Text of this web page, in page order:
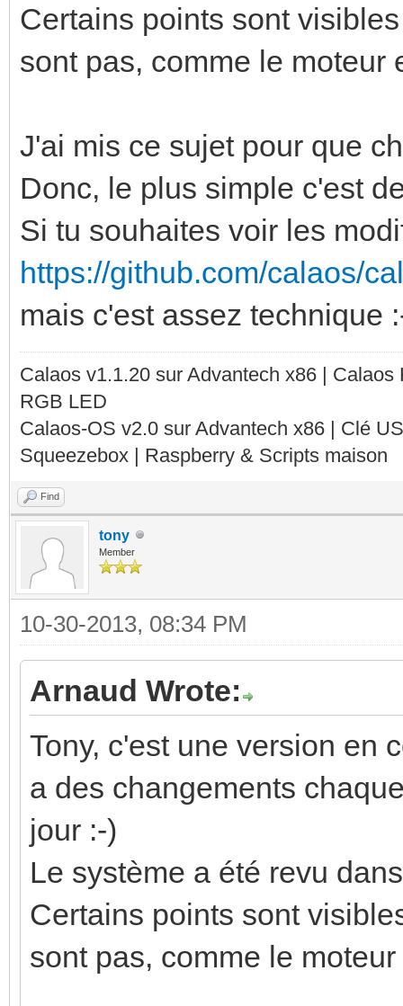
Certains points sont
sont pas, comme le moteur
J'ai mis ce sujet pour que
Donc, le plus simple c'est
Si tu souhaites voir les
https://github.com/calaos/
mais c'est assez technique
Calaos v1.1.20 sur Advantech x86 |
RGB LED
Calaos-OS v2.0 sur Advantech x86 | Clé
Squeezebox | Raspberry & Scripts maison
Find
tony
Member
10-30-2013, 08:34 PM
Arnaud Wrote:
Tony, c'est une version en
a des changements
jour :-)
Le système a été revu
Certains points sont
sont pas, comme le